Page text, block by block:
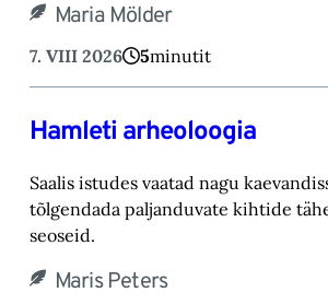
Maria Mölder
7. VIII 2026 5minutit
Hamleti arheoloogia
Saalis istudes vaatad nagu
tõlgendada paljanduvate kihtide
seoseid.
Maris Peters